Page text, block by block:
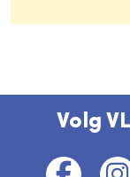
Volg